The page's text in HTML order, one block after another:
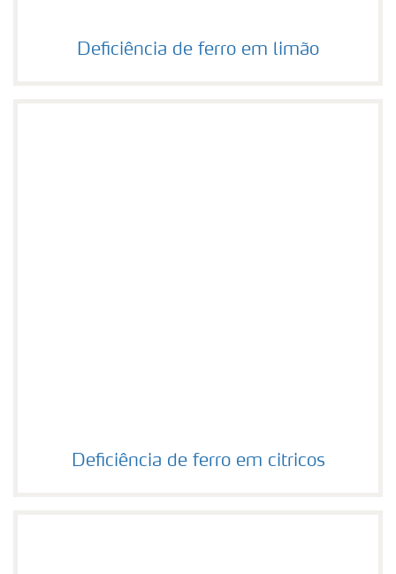
Deficiência de ferro em limão
Deficiência de ferro em limão
Deficiência de ferro em citricos
Deficiência de ferro em citricos